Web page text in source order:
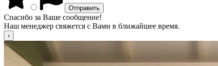
Спасибо за Ваше сообщение!
Наш менеджер свяжется с Вами в ближайшее время.